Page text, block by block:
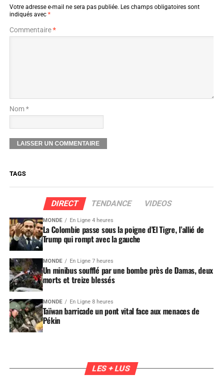
Votre adresse e-mail ne sera pas publiée. Les champs obligatoires sont
indiqués avec *
Commentaire*
Nom *
TAGS
DIRECT TENDANCE VIDEOS
MONDE En Ligne 4 heures
La Colombie passe sous la poigne d’El Tigre, l’allié de
Trump qui rompt avec la gauche
MONDE En Ligne 7 heures
Un minibus soufflé par une bombe près de Damas, deux
morts et treize blessés
MONDE En Ligne 8 heures
Taïwan barricade un pont vital face aux menaces de
Pékin
LES + LUS